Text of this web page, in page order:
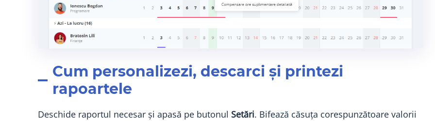
Cum personalizezi, descarci și printezi
rapoartele
Deschide raportul necesar și apasă pe butonul Setări. Bifează căsuța corespunzătoare valorii